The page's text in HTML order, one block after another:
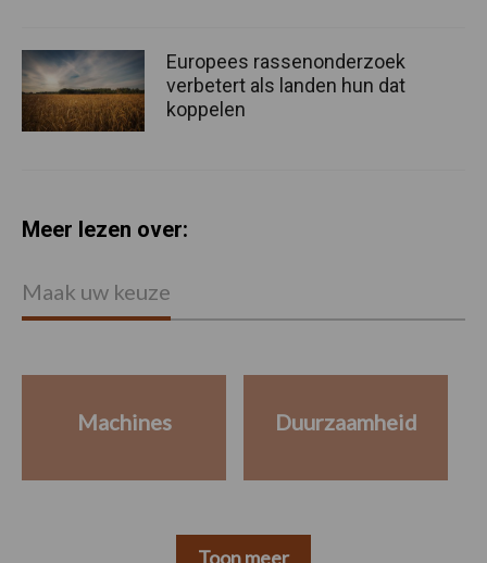
Europees rassenonderzoek
verbetert als landen hun dat
koppelen
Meer lezen over:
Maak uw keuze
Machines Duurzaamheid
Toon meer